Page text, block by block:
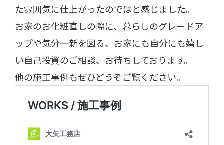
た雰囲気に仕上がったのではと感じました。
お家のお化粧直しの際に、暮らしのグレードア
ップや気分一新を図る、お家にも自分にも嬉し
い自己投資のご相談、お待ちしております。
他の施工事例もぜひどうぞご覧ください。